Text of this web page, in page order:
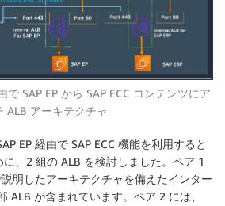
で SAP EP から SAP ECC コンテンツにア
ALB アーキテクチャ
EP 経由で SAP ECC 機能を利用すると
、2 組の ALB を検討しました。ペア 1
明したアーキテクチャを備えたインター
ALB が含まれています。ペア 2 には、